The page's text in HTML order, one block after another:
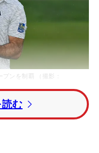
ンを制覇 （撮影：
・オープン」は、
む